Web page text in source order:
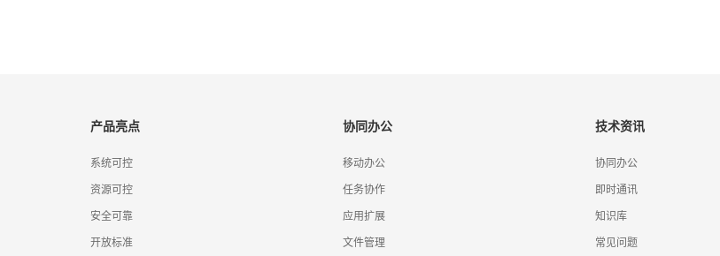
产品亮点
系统可控
资源可控
安全可靠
开放标准
协同办公
移动办公
任务协作
应用扩展
文件管理
技术资讯
协同办公
即时通讯
知识库
常见问题